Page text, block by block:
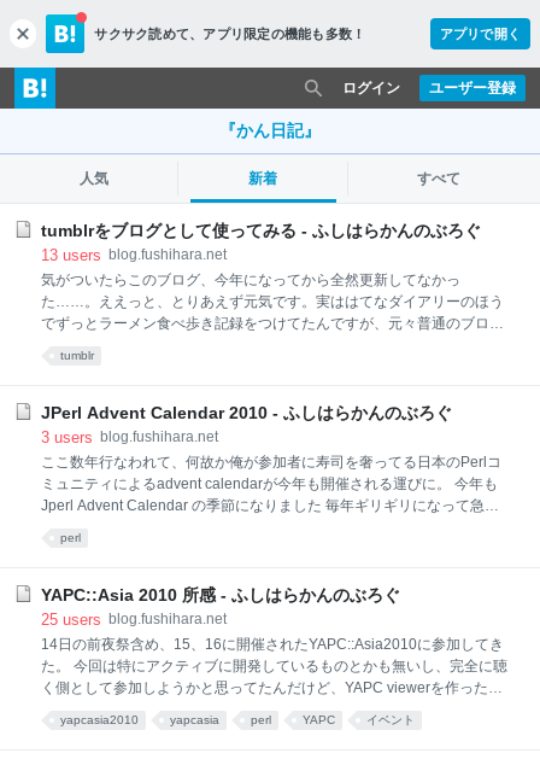
c
l
o
s
サクサク読めて、 アプリ限定の機能も多数！ アプリで開く
ユーザー登録
ログイン
『かん日記』
人気 新着 すべて
tumblrをブログとして使ってみる - ふしはらかんのぶろぐ
13 users blog.fushihara.net
気がついたらこのブログ、今年になってから全然更新してなかっ
た……。ええっと、とりあえず元気です。実ははてなダイアリーのほう
でずっとラーメン食べ歩き記録をつけてたんですが、元々普通のブログ
じゃなく普通のブログとして使う手もあるんだったなあ」とか思い出
し、やってみることに。 まず、ブログ用に別のtumblog?を作ります。
dashboardのサイドメニューにある自分のtumblogのとこがプルダウン
になってて、「Create a new blog」ってのを選ぶとさくっと新規ブログ
作成。デザインセンスが無いので用意されたテーマを適当に選びつつ背
tumblr
JPerl Advent Calendar 2010 - ふしはらかんのぶろぐ
3 users blog.fushihara.net
ここ数年行なわれて、何故か俺が参加者に寿司を奢ってる日本のPerlコ
ミュニティによるadvent calendarが今年も開催される運びに。 今年も
Jperl Advent Calendar の季節になりました 毎年ギリギリになって急拵
が集ってるんだからいっそのことadvent calendarをやる仕組みを作れば
応言い出しっぺの法則で、それなりに形になるところまで作ってみまし
たが既に駄目出しされてる始末なので、きっと25日までには最先端の技
術を無駄に使った良く分からない巨大システムになるんじゃないかと期
待しています。なお、基本的にどんな機能をつけるのもokなので、現状
のファイルベースのデータ管理が気にいらない人はORM使ってDB管理
perl
YAPC::Asia 2010 所感 - ふしはらかんのぶろぐ
25 users blog.fushihara.net
14日の前夜祭含め、15、16に開催されたYAPC::Asia2010に参加してき
た。 今回は特にアクティブに開発しているものとかも無いし、完全に聴
く側として参加しようかと思ってたんだけど、YAPC viewerを作った
YAPC::Asiaで一番主体的に参加できたような気がした。(その分、ドタバ
yapcasia2010 yapcasia perl YAPC イベント